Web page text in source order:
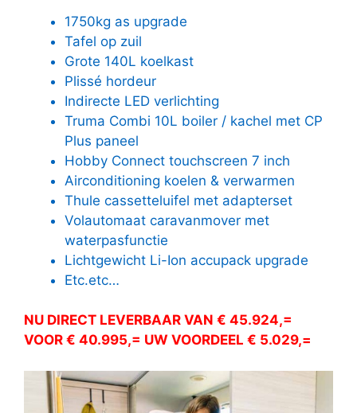
1750kg as upgrade
Tafel op zuil
Grote 140L koelkast
Plissé hordeur
Indirecte LED verlichting
Truma Combi 10L boiler / kachel met CP
Plus paneel
Hobby Connect touchscreen 7 inch
Airconditioning koelen & verwarmen
Thule cassetteluifel met adapterset
Volautomaat caravanmover met
waterpasfunctie
Lichtgewicht Li-Ion accupack upgrade
Etc.etc…
NU DIRECT LEVERBAAR VAN € 45.924,=
VOOR € 40.995,= UW VOORDEEL € 5.029,=